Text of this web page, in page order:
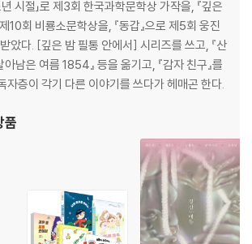
시절」로 제3회 한국과학문학상 가작을, 『깊은
10회 비룡소문학상을, 『동갑』으로 제5회 웅진
았다. [깊은 밤 필통 안에서] 시리즈를 쓰고, 『산
아남은 여름 1854』 등을 옮기고, 『감자 친구』를
자층이 각기 다른 이야기를 쓰다가 헤매곤 한다.
품